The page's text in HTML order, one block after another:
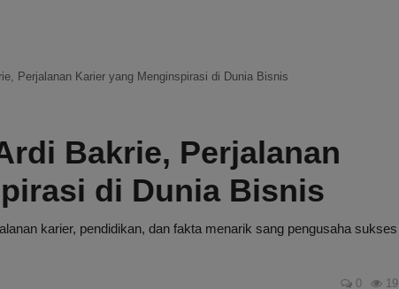
Perjalanan Karier yang Menginspirasi di Dunia Bisnis
Bakrie, Perjalanan
di Dunia Bisnis
karier, pendidikan, dan fakta menarik sang pengusaha sukses
0 19